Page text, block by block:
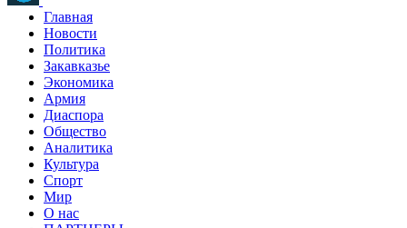
Главная
Новости
Политика
Закавказье
Экономика
Армия
Диаспора
Общество
Аналитика
Культура
Спорт
Мир
О нас